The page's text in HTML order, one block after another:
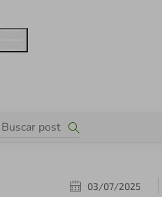
03/07/2025